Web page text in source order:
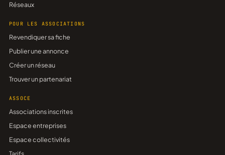
Réseaux
POUR LES ASSOCIATIONS
Revendiquer sa fiche
Publier une annonce
Créer un réseau
Trouver un partenariat
ASSOCE
Associations inscrites
Espace entreprises
Espace collectivités